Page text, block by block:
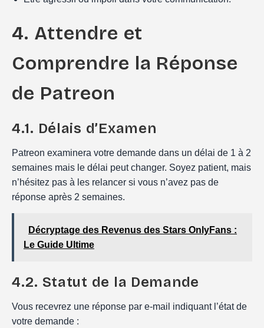
4. Attendre et
Comprendre la Réponse
de Patreon
4.1. Délais d’Examen
Patreon examinera votre demande dans un délai de 1 à 2
semaines mais le délai peut changer. Soyez patient, mais
n’hésitez pas à les relancer si vous n’avez pas de
réponse après 2 semaines.
Décryptage des Revenus des Stars OnlyFans :
Le Guide Ultime
4.2. Statut de la Demande
Vous recevrez une réponse par e-mail indiquant l’état de
votre demande :